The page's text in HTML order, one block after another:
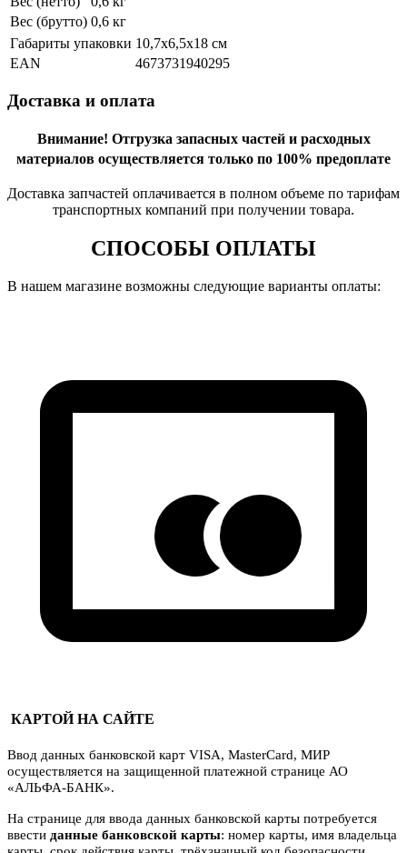
Вес (брутто) 0,6 кг
Габариты упаковки 10,7х6,5х18 см
EAN
4673731940295
Доставка и оплата
Внимание! Отгрузка запасных частей и расходных
материалов осуществляется только по 100% предоплате
Доставка запчастей оплачивается в полном объеме по тарифам
транспортных компаний при получении товара.
СПОСОБЫ ОПЛАТЫ
В нашем магазине возможны следующие варианты оплаты:
КАРТОЙ НА САЙТЕ
Ввод данных банковской карт VISA, MasterCard, МИР
осуществляется на защищенной платежной странице АО
«АЛЬФА-БАНК».
На странице для ввода данных банковской карты потребуется
ввести данные банковской карты: номер карты, имя владельца